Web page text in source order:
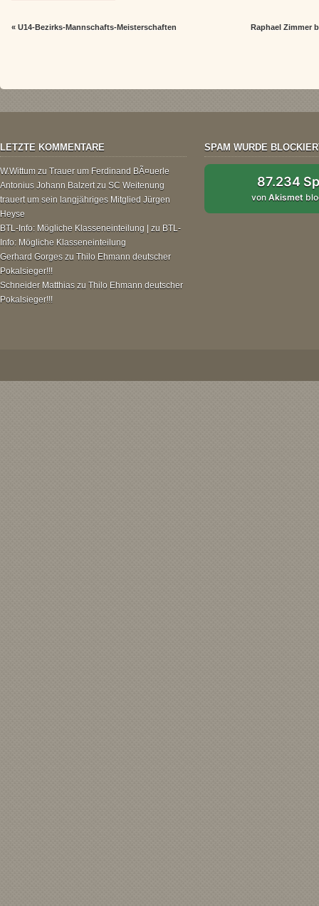
«U14-Bezirks-Mannschafts-Meisterschaften Raphael Zimmer
LETZTE KOMMENTARE
W.Wittum zu Trauer um Ferdinand BÃ¤uerle
Antonius Johann Balzertzu SC Weitenung
trauert um sein langjähriges Mitglied Jürgen
Heyse
BTL-Info: Mögliche Klasseneinteilung | zu BTL-
Info: Mögliche Klasseneinteilung
Gerhard Gorges zu Thilo Ehmann deutscher
Pokalsieger!!!
Schneider Matthias zu Thilo Ehmann deutscher
Pokalsieger!!!
SPAM WURDE
87.234
vonAkismet